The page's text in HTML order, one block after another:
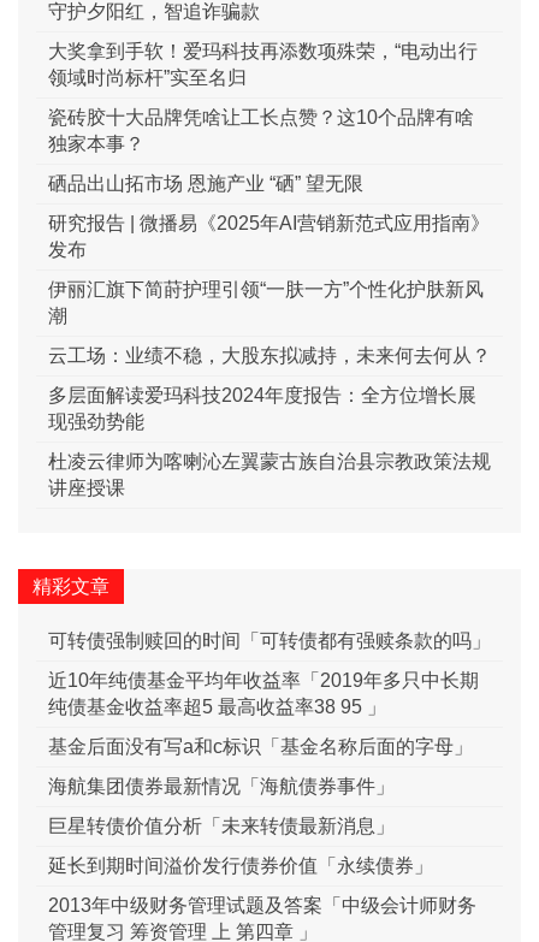
守护夕阳红，智追诈骗款
大奖拿到手软！爱玛科技再添数项殊荣，“电动出行
领域时尚标杆”实至名归
瓷砖胶十大品牌凭啥让工长点赞？这10个品牌有啥
独家本事？
硒品出山拓市场 恩施产业 “硒” 望无限
研究报告 | 微播易《2025年AI营销新范式应用指南》
发布
伊丽汇旗下简莳护理引领“一肤一方”个性化护肤新风
潮
云工场：业绩不稳，大股东拟减持，未来何去何从？
多层面解读爱玛科技2024年度报告：全方位增长展
现强劲势能
杜凌云律师为喀喇沁左翼蒙古族自治县宗教政策法规
讲座授课
精彩文章
可转债强制赎回的时间「可转债都有强赎条款的吗」
近10年纯债基金平均年收益率「2019年多只中长期
纯债基金收益率超5 最高收益率38 95 」
基金后面没有写a和c标识「基金名称后面的字母」
海航集团债券最新情况「海航债券事件」
巨星转债价值分析「未来转债最新消息」
延长到期时间溢价发行债券价值「永续债券」
2013年中级财务管理试题及答案「中级会计师财务
管理复习 筹资管理 上 第四章 」